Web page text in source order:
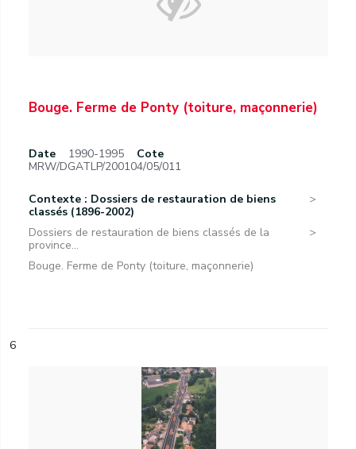
Bouge. Ferme de Ponty (toiture, maçonnerie)
Date 1990-1995
Cote
MRW/DGATLP/200104/05/011
Contexte : Dossiers de restauration de biens
classés (1896-2002)
Dossiers de restauration de biens classés de la
province...
Bouge. Ferme de Ponty (toiture, maçonnerie)
6